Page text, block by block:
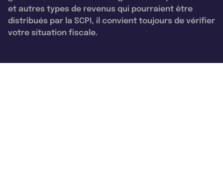
et autres types de revenus qui pourraient être
distribués par la SCPI, il convient toujours de vérifier
votre situation fiscale.